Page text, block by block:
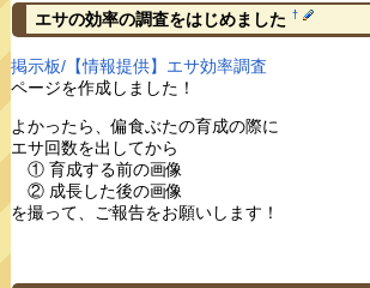
エサの効率の調査をはじめました †
掲示板/【情報提供】エサ効率調査
ページを作成しました！
よかったら、偏食ぶたの育成の際に
エサ回数を出してから
① 育成する前の画像
② 成長した後の画像
を撮って、ご報告をお願いします！